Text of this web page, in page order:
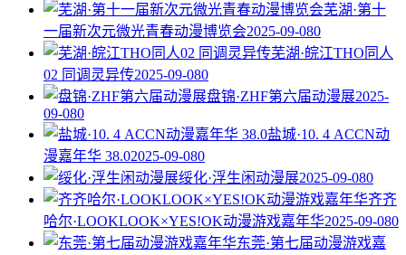
芜湖·第十
一届新次元微光青春动漫博览会2025-09-080
芜湖·皖江THO同人
02 同调灵异传2025-09-080
盘锦·ZHF第六届动漫展2025-
09-080
盐城·10. 4 ACCN动
漫嘉年华 38.02025-09-080
绥化·浮生闲动漫展2025-09-080
齐齐
哈尔·LOOKLOOK×YES!OK动漫游戏嘉年华2025-09-080
东莞·第七届动漫游戏嘉